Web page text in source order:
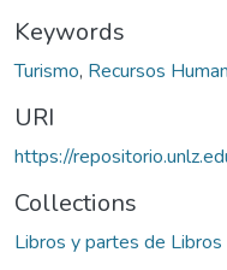
Keywords
Turismo, Recursos
URI
https://
Collections
Libros y partes de Libros